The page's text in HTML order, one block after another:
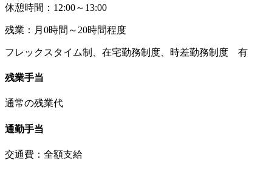
休憩時間：12:00～13:00
残業：月0時間～20時間程度
フレックスタイム制、在宅勤務制度、時差勤務制度 有
残業手当
通常の残業代
通勤手当
交通費：全額支給